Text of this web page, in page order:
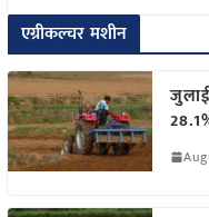
एग्रीकल्चर मशीन